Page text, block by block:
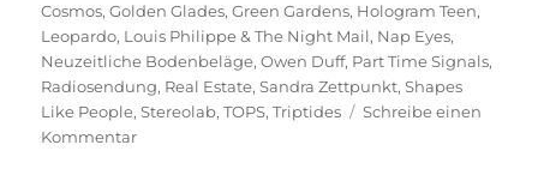
Cosmos,Golden Glades,Green Gardens, Hologram Teen,
Leopardo, Louis Philippe & The Night Mail, Nap Eyes,
Neuzeitliche Bodenbeläge,Owen Duff, Part Time Signals,
Radiosendung, Real Estate,Sandra Zettpunkt,Shapes
Like People,Stereolab,TOPS,Triptides
Schreibe einen
Kommentarzu